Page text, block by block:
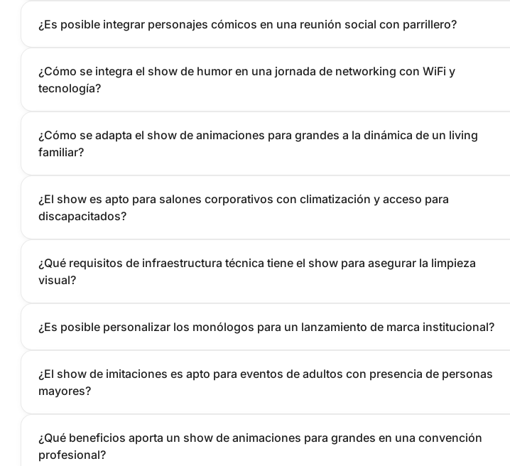
¿Es posible integrar personajes cómicos en una reunión social con parrillero?
¿Cómo se integra el show de humor en una jornada de networking con WiFi y
tecnología?
¿Cómo se adapta el show de animaciones para grandes a la dinámica de un living
familiar?
¿El show es apto para salones corporativos con climatización y acceso para
discapacitados?
¿Qué requisitos de infraestructura técnica tiene el show para asegurar la limpieza
visual?
¿Es posible personalizar los monólogos para un lanzamiento de marca institucional?
¿El show de imitaciones es apto para eventos de adultos con presencia de personas
mayores?
¿Qué beneficios aporta un show de animaciones para grandes en una convención
profesional?